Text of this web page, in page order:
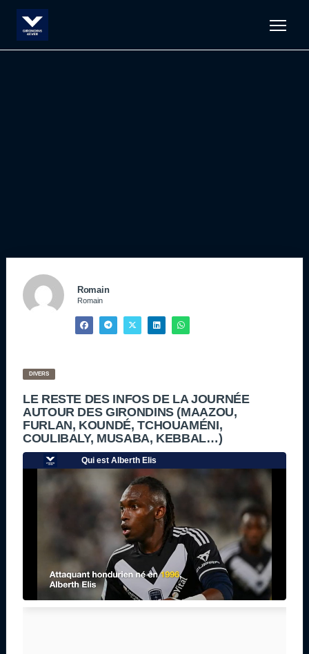
Romain
Romain
DIVERS
LE RESTE DES INFOS DE LA JOURNÉE
AUTOUR DES GIRONDINS (MAAZOU,
FURLAN, KOUNDÉ, TCHOUAMÉNI,
COULIBALY, MUSABA, KEBBAL…)